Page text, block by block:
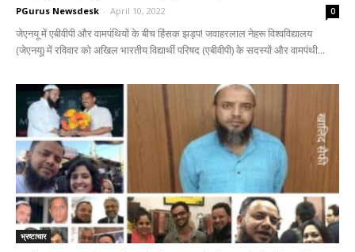
PGurus Newsdesk - April 10, 2022 0
जेएनयू में एबीवीपी और वामपंथियों के बीच हिंसक झड़प! जवाहरलाल नेहरू विश्वविद्यालय
(जेएनयू) में रविवार को अखिल भारतीय विद्यार्थी परिषद (एबीवीपी) के सदस्यों और वामपंथी...
भ्रष्टाचार